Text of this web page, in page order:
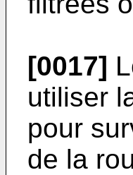
[0017]
utiliser
pour
de la